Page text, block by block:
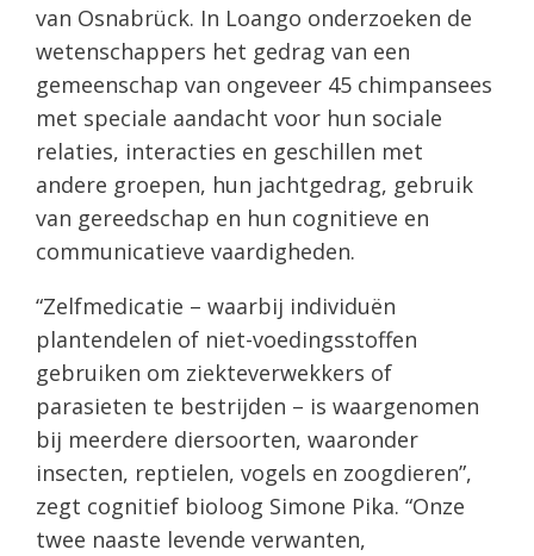
van Osnabrück. In Loango onderzoeken de
wetenschappers het gedrag van een
gemeenschap van ongeveer 45 chimpansees
met speciale aandacht voor hun sociale
relaties, interacties en geschillen met
andere groepen, hun jachtgedrag, gebruik
van gereedschap en hun cognitieve en
communicatieve vaardigheden.
“Zelfmedicatie – waarbij individuën
plantendelen of niet-voedingsstoffen
gebruiken om ziekteverwekkers of
parasieten te bestrijden – is waargenomen
bij meerdere diersoorten, waaronder
insecten, reptielen, vogels en zoogdieren”,
zegt cognitief bioloog Simone Pika. “Onze
twee naaste levende verwanten,